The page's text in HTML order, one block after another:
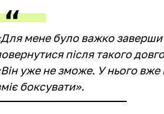
мене було важко
після такого
уже не зможе. У нього вже
боксувати».